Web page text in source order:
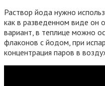
Раствор йода нужно
как в разведенном виде он
вариант, в теплице можно
флаконов с йодом, при
концентрация паров в